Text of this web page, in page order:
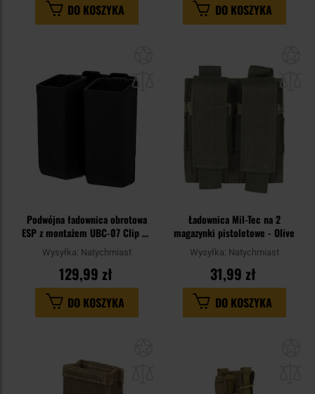
DO KOSZYKA DO KOSZYKA
schowka
Podwójna ładownica obrotowa
ESP z montażem UBC-07 Clip na
magazynki pistoletowe 9 mm -
Black
Wysyłka: Natychmiast
129,99 zł
DO KOSZYKA
Ładownica Mil-Tec na 2
magazynki pistoletowe - Olive
Wysyłka: Natychmiast
31,99 zł
DO KOSZYKA